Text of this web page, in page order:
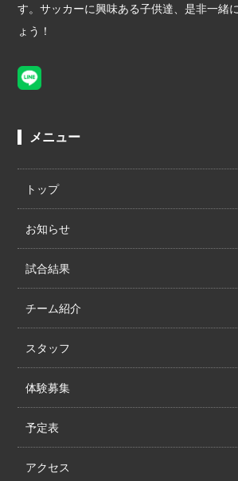
す。サッカーに興味ある子供達、是非一緒
ょう！
メニュー
トップ
お知らせ
試合結果
チーム紹介
スタッフ
体験募集
予定表
アクセス